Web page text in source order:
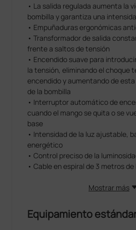
• La salida regulada aumenta la
bombilla y garantiza una
• Empuñaduras ergonómicas
• Transformador de salida
frente a saltos de tensión
• Encendido suave para
la tensión, eliminando el choque
encendido y aumentando de
de la bombilla
• Interruptor automático de
cuando el mango se quita o se
base
• Intensidad de la luz ajustable,
energético
• Control preciso de la
• Cable en espiral de 3 metros
Mostrar más
Equipamiento